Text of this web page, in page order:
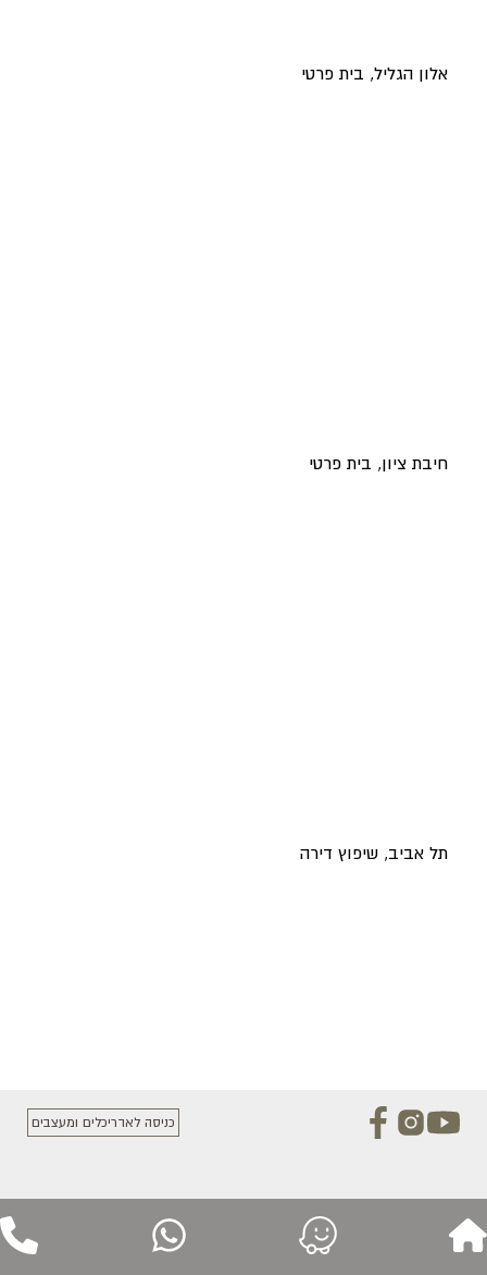
כניסה לאדריכלים ומעצבים
אלון הגליל, בית פרטי
חיבת ציון, בית פרטי
תל אביב, שיפוץ דירה